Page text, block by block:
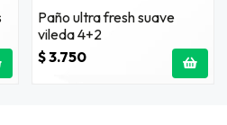
Paño ultra fresh suave
vileda 4+2
$ 3.750